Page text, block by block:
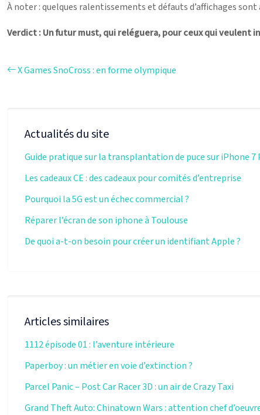
À noter : quelques ralentissements et défauts d’affichages
Verdict : Un futur must, qui reléguera, pour ceux qui
X Games SnoCross : en forme olympique
Actualités du site
Guide pratique sur la transplantation de puce sur iPhone 7
Les cadeaux CE : des cadeaux pour comités d’entreprise
Pourquoi la 5G est un échec commercial ?
Réparer l’écran de son iphone à Toulouse
De quoi a-t-on besoin pour créer un identifiant Apple ?
Articles similaires
1112 épisode 01 : l’aventure intérieure
Paperboy : un métier en voie d’extinction ?
Parcel Panic – Post Car Racer 3D : un air de Crazy Taxi
Grand Theft Auto: Chinatown Wars : attention chef